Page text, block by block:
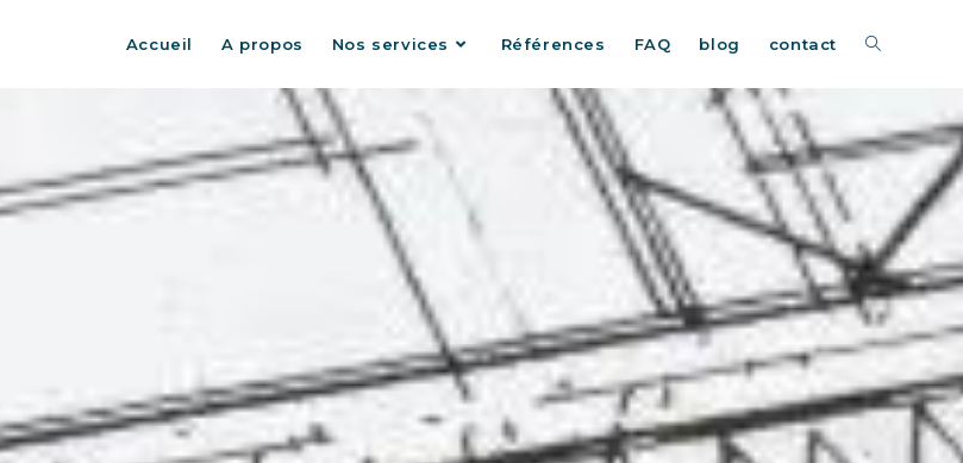
Accueil A propos Nos services Références FAQ blog contact